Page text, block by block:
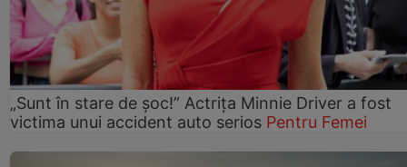
„Sunt în stare de șoc!” Actrița Minnie Driver a fost
victima unui accident auto serios Pentru Femei